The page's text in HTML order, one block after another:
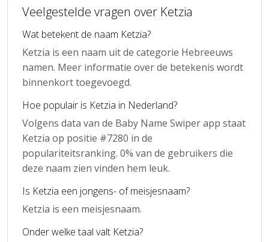
Veelgestelde vragen over Ketzia
Wat betekent de naam Ketzia?
Ketzia is een naam uit de categorie Hebreeuws
namen. Meer informatie over de betekenis wordt
binnenkort toegevoegd.
Hoe populair is Ketzia in Nederland?
Volgens data van de Baby Name Swiper app staat
Ketzia op positie #7280 in de
populariteitsranking. 0% van de gebruikers die
deze naam zien vinden hem leuk.
Is Ketzia een jongens- of meisjesnaam?
Ketzia is een meisjesnaam.
Onder welke taal valt Ketzia?